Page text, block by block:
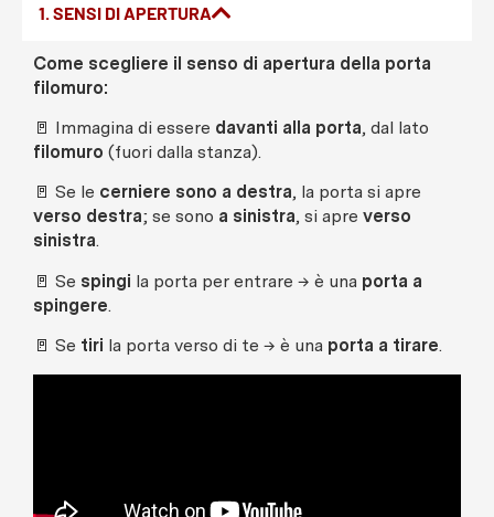
1. SENSI DI APERTURA
Come scegliere il senso di apertura della porta
filomuro:
🚪 Immagina di essere davanti alla porta, dal lato
filomuro (fuori dalla stanza).
🚪 Se le cerniere sono a destra, la porta si apre
verso destra; se sono a sinistra, si apre verso
sinistra.
🚪 Se spingi la porta per entrare → è una porta a
spingere.
🚪 Se tiri la porta verso di te → è una porta a tirare.